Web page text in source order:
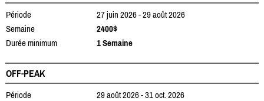
Période
27 juin 2026 - 29 août 2026
Semaine
2400$
Durée minimum
1 Semaine
OFF-PEAK
Période
29 août 2026 - 31 oct. 2026